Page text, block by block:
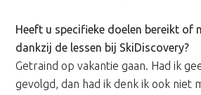
Heeft u specifieke doelen bereikt of
dankzij de lessen bij SkiDiscovery?
Getraind op vakantie gaan. Had ik
gevolgd, dan had ik denk ik ook niet